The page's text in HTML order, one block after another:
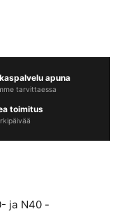
apuna
tarvittaessa
toimitus
ja N40 -